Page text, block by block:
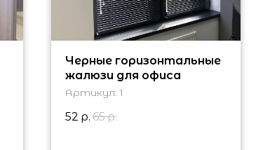
Черные горизонтальные
жалюзи для офиса
Артикул: 1
52 р. 65 р.